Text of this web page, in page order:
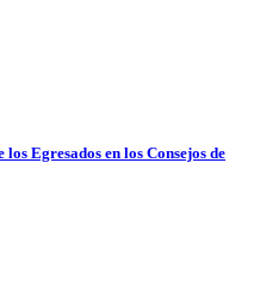
Egresados en los Consejos de